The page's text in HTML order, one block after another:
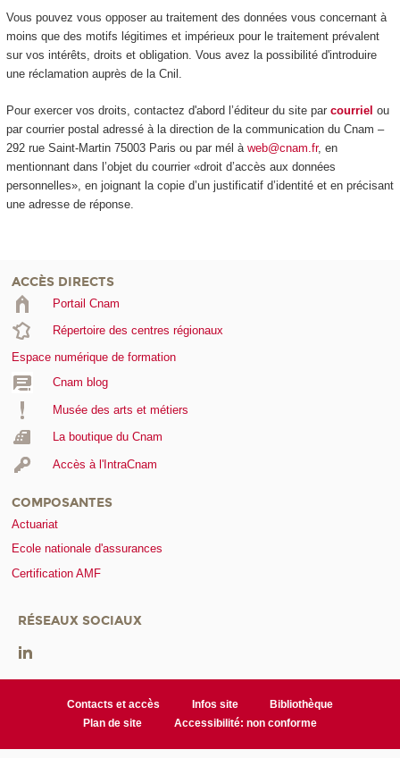
Vous pouvez vous opposer au traitement des données vous concernant à
moins que des motifs légitimes et impérieux pour le traitement prévalent
sur vos intérêts, droits et obligation. Vous avez la possibilité d'introduire
une réclamation auprès de la Cnil.
Pour exercer vos droits, contactez d'abord l’éditeur du site par courriel ou
par courrier postal adressé à la direction de la communication du Cnam –
292 rue Saint-Martin 75003 Paris ou par mél à web@cnam.fr, en
mentionnant dans l’objet du courrier «droit d’accès aux données
personnelles», en joignant la copie d’un justificatif d’identité et en précisant
une adresse de réponse.
ACCÈS DIRECTS
Portail Cnam
Répertoire des centres régionaux
Espace numérique de formation
Cnam blog
Musée des arts et métiers
La boutique du Cnam
Accès à l'IntraCnam
COMPOSANTES
Actuariat
Ecole nationale d'assurances
Certification AMF
RÉSEAUX SOCIAUX
Contacts et accès Infos site
Bibliothèque
Plan de site
Accessibilité: non conforme